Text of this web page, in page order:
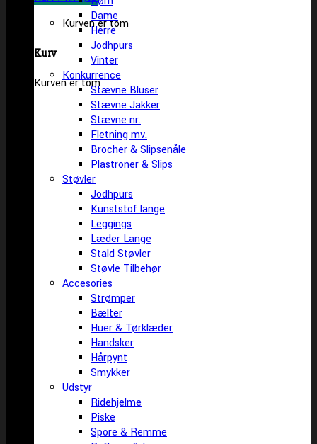
Kurven er tom
Kurv
Kurven er tom
Dame
Herre
Jodhpurs
Vinter
Konkurrence
Stævne Bluser
Stævne Jakker
Stævne nr.
Fletning mv.
Brocher & Slipsenåle
Plastroner & Slips
Støvler
Jodhpurs
Kunststof lange
Leggings
Læder Lange
Stald Støvler
Støvle Tilbehør
Accesories
Strømper
Bælter
Huer & Tørklæder
Handsker
Hårpynt
Smykker
Udstyr
Ridehjelme
Piske
Spore & Remme